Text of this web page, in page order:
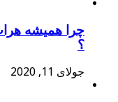
چرا همیشه
؟
جولای 11, 2020